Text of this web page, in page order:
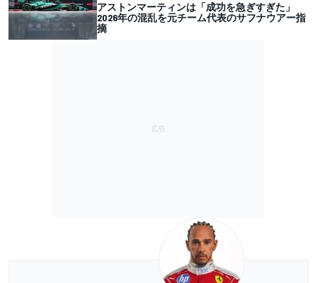
アストンマーティンは「成功を急ぎすぎた」
2026年の混乱を元チーム代表のサフナウアー指
摘